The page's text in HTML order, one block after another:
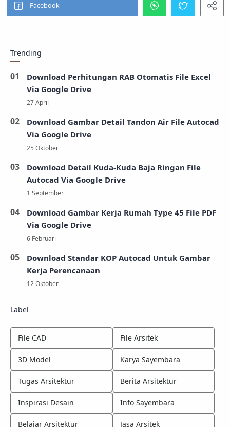
Trending
Download Perhitungan RAB Otomatis File Excel
Via Google Drive
Download Gambar Detail Tandon Air File Autocad
Via Google Drive
Download Detail Kuda-Kuda Baja Ringan File
Autocad Via Google Drive
Download Gambar Kerja Rumah Type 45 File PDF
Via Google Drive
Download Standar KOP Autocad Untuk Gambar
Kerja Perencanaan
Label
File CAD File Arsitek
3D Model Karya Sayembara
Tugas Arsitektur Berita Arsitektur
Inspirasi Desain Info Sayembara
Belajar Arsitektur Jasa Arsitek